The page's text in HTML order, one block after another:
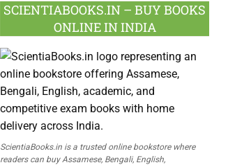
SCIENTIABOOKS.IN – BUY BOOKS
ONLINE IN INDIA
ScientiaBooks.in is a trusted online bookstore where
readers can buy Assamese, Bengali, English,